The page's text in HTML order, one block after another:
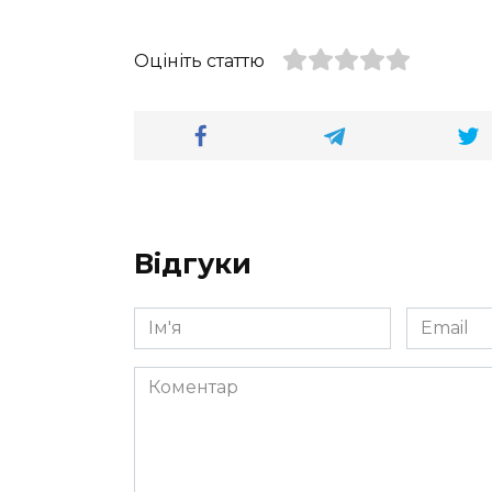
Оцініть статтю
Відгуки
Ім'я
*
Email
*
Коментар